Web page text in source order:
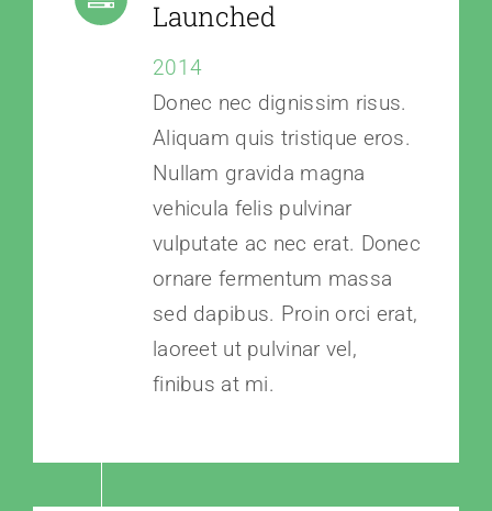
Launched
2014
Donec nec dignissim risus.
Aliquam quis tristique eros.
Nullam gravida magna
vehicula felis pulvinar
vulputate ac nec erat. Donec
ornare fermentum massa
sed dapibus. Proin orci erat,
laoreet ut pulvinar vel,
finibus at mi.